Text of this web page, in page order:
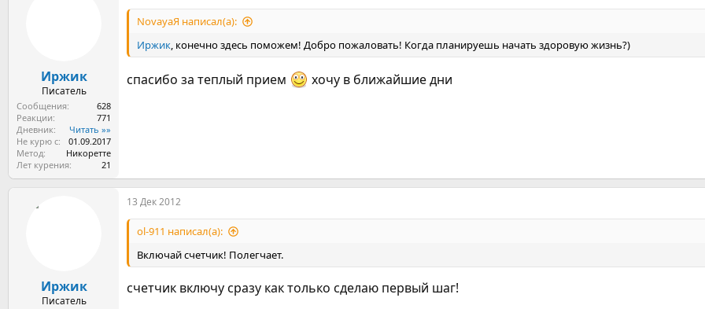
Иржик
Писатель
Сообщения
628
Реакции
771
Дневник
Читать »»
Не курю с
01.09.2017
Метод
Никоретте
Лет курения
21
NovayaЯ написал(а):
Иржик, конечно здесь поможем! Добро пожаловать! Когда планируешь начать здоровую жизнь?)
спасибо за теплый прием хочу в ближайшие дни
Иржик
Писатель
13 Дек 2012
ol-911 написал(а):
Включай счетчик! Полегчает.
счетчик включу сразу как только сделаю первый шаг!